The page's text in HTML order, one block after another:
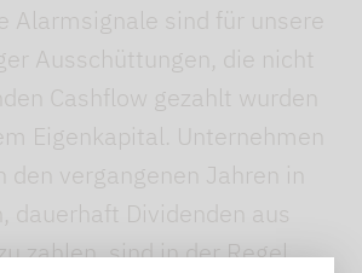
Alarmsignale sind für unsere
Ausschüttungen, die nicht
Cashflow gezahlt wurden
Eigenkapital. Unternehmen
den vergangenen Jahren in
dauerhaft Dividenden aus
zahlen, sind in der Regel